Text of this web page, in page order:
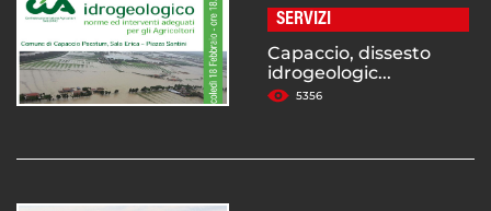
SERVIZI
Capaccio, dissesto
idrogeologic...
5356